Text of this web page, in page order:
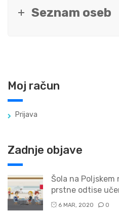
Seznam oseb
Moj račun
Prijava
Zadnje objave
Šola na
prstne odtise
6 MAR, 2020 0